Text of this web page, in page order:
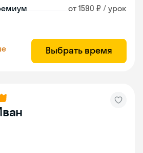
от 1590 ₽ / урок
Выбрать время